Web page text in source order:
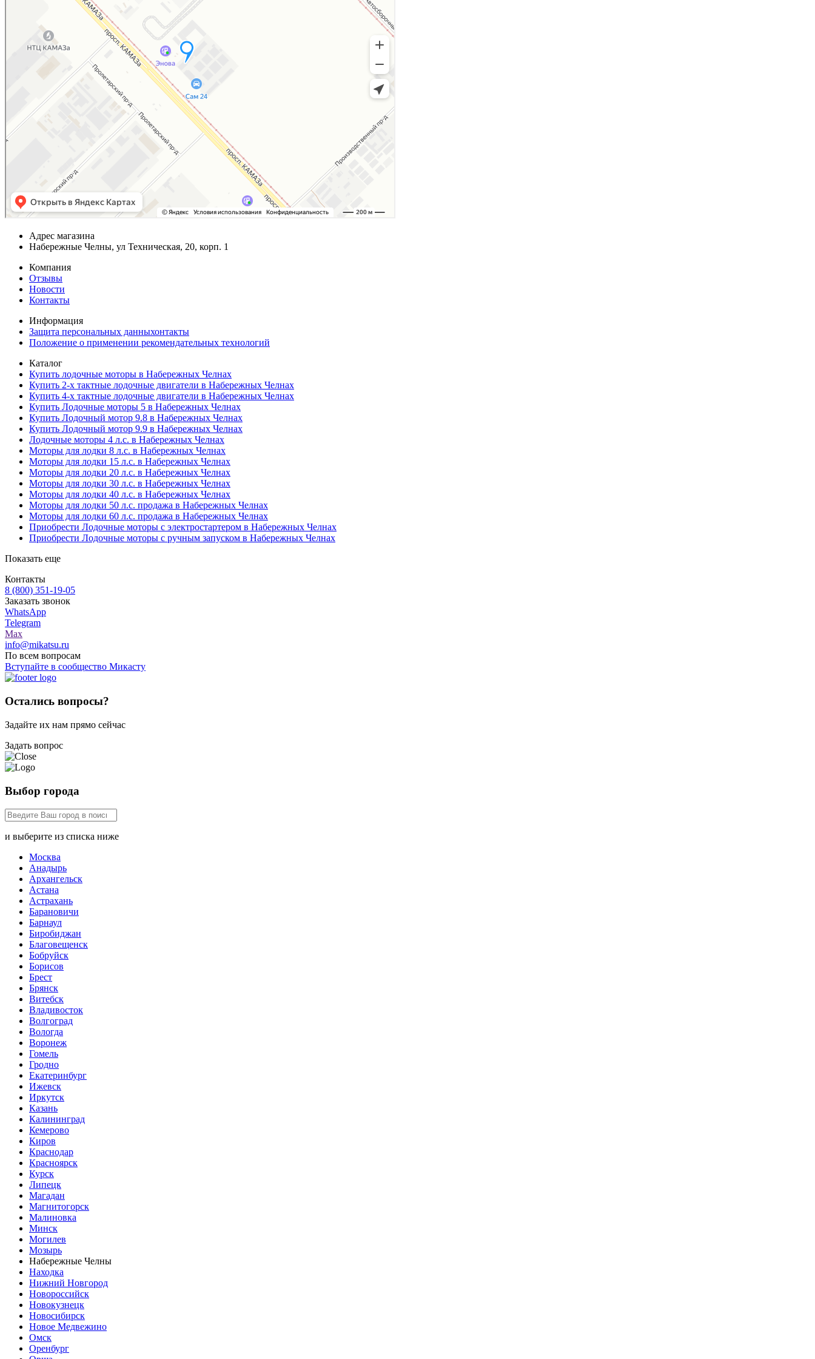
Адрес магазина
Набережные Челны, ул Техническая, 20, корп. 1
Компания
Отзывы
Новости
Контакты
Информация
Защита персональных данныхонтакты
Положение о применении рекомендательных технологий
Каталог
Купить лодочные моторы в Набережных Челнах
Купить 2-х тактные лодочные двигатели в Набережных Челнах
Купить 4-х тактные лодочные двигатели в Набережных Челнах
Купить Лодочные моторы 5 в Набережных Челнах
Купить Лодочный мотор 9.8 в Набережных Челнах
Купить Лодочный мотор 9.9 в Набережных Челнах
Лодочные моторы 4 л.с. в Набережных Челнах
Моторы для лодки 8 л.с. в Набережных Челнах
Моторы для лодки 15 л.с. в Набережных Челнах
Моторы для лодки 20 л.с. в Набережных Челнах
Моторы для лодки 30 л.с. в Набережных Челнах
Моторы для лодки 40 л.с. в Набережных Челнах
Моторы для лодки 50 л.с. продажа в Набережных Челнах
Моторы для лодки 60 л.с. продажа в Набережных Челнах
Приобрести Лодочные моторы с электростартером в Набережных Челнах
Приобрести Лодочные моторы с ручным запуском в Набережных Челнах
Показать еще
Контакты
8 (800) 351-19-05
Заказать звонок
WhatsApp
Telegram
Max
info@mikatsu.ru
По всем вопросам
Вступайте в сообщество Микасту
Остались вопросы?
Задайте их нам прямо сейчас
Задать вопрос
Выбор города
и выберите из списка ниже
Москва
Анадырь
Архангельск
Астана
Астрахань
Барановичи
Барнаул
Биробиджан
Благовещенск
Бобруйск
Борисов
Брест
Брянск
Витебск
Владивосток
Волгоград
Вологда
Воронеж
Гомель
Гродно
Екатеринбург
Ижевск
Иркутск
Казань
Калининград
Кемерово
Киров
Краснодар
Красноярск
Курск
Липецк
Магадан
Магнитогорск
Малиновка
Минск
Могилев
Мозырь
Набережные Челны
Находка
Нижний Новгород
Новороссийск
Новокузнецк
Новосибирск
Новое Медвежино
Омск
Оренбург